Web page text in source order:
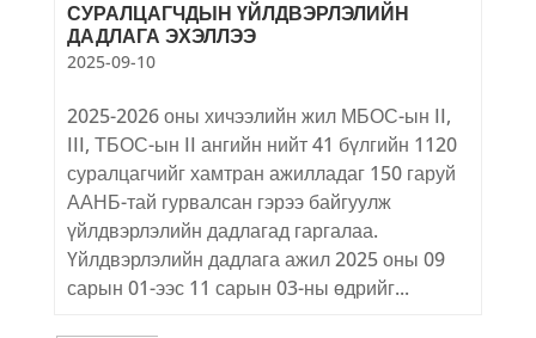
СУРАЛЦАГЧДЫН ҮЙЛДВЭРЛЭЛИЙН
ДАДЛАГА ЭХЭЛЛЭЭ
2025-09-10
2025-2026 оны хичээлийн жил МБОС-ын II,
III, ТБОС-ын II ангийн нийт 41 бүлгийн 1120
суралцагчийг хамтран ажилладаг 150 гаруй
ААНБ-тай гурвалсан гэрээ байгуулж
үйлдвэрлэлийн дадлагад гаргалаа.
Үйлдвэрлэлийн дадлага ажил 2025 оны 09
сарын 01-ээс 11 сарын 03-ны өдрийг...